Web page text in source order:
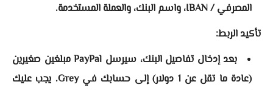
المصرفي / IBAN، واسم البنك، والعملة المستخدمة.
تأكيد الربط:
بعد إدخال تفاصيل البنك، سيرسل PayPal مبلغين صغيرين
(عادة ما تقل عن 1 دولار) إلى حسابك في Grey. يجب عليك